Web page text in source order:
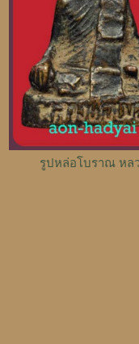
รูปหล่อโบราณ หล